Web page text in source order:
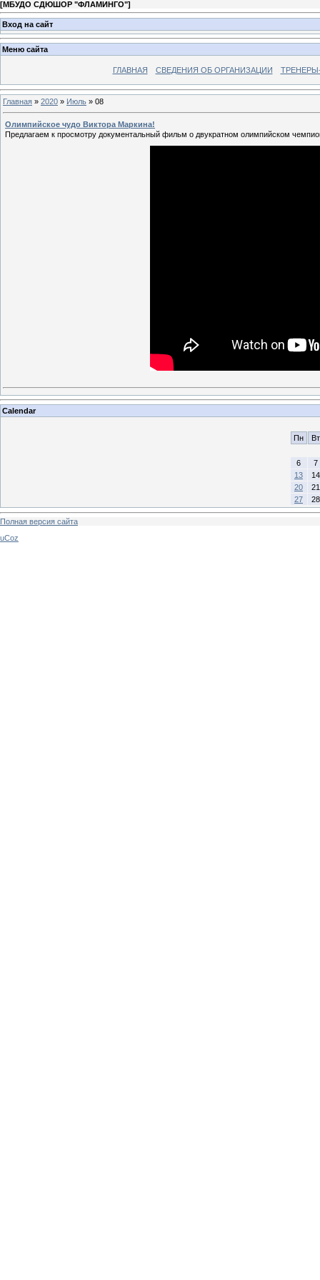
[МБУДО СДЮШОР "ФЛАМИНГО"]
Вход на сайт
Меню сайта
ГЛАВНАЯ СВЕДЕНИЯ ОБ ОРГАНИЗАЦИИ
Главная » 2020 » Июль » 08
Олимпийское чудо Виктора Маркина!
Предлагаем к просмотру документальный фильм о двукратном олимпийском
Calendar
Пн Вт
6
7
13
14
20
21
27
28
Полная версия сайта
uCoz